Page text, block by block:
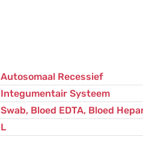
Autosomaal Recessief
Integumentair Systeem
Swab, Bloed EDTA, Bloed
L